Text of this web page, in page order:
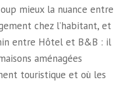
mieux la nuance entre
chez l’habitant, et
entre Hôtel et B&B : il
aménagées
touristique et où les